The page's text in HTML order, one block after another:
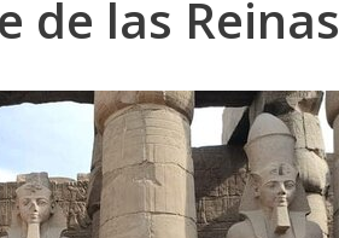
de las Reinas